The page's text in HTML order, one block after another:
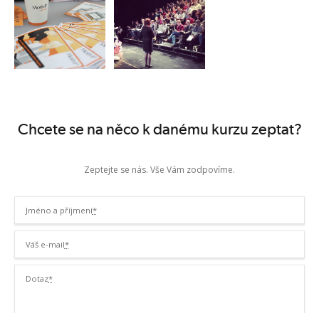
Chcete se na něco k danému kurzu zeptat?
Zeptejte se nás. Vše Vám zodpovíme.
Jméno a příjmení*
Váš e-mail*
Dotaz*